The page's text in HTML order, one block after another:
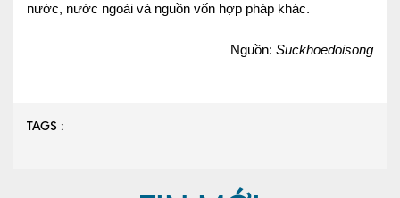
nước, nước ngoài và nguồn vốn hợp pháp khác.
Nguồn: Suckhoedoisong
TAGS :